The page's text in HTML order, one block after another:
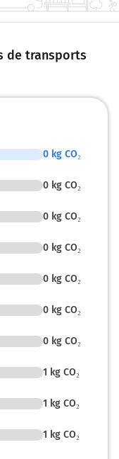
de transports
0 kg CO₂
0 kg CO₂
0 kg CO₂
0 kg CO₂
0 kg CO₂
0 kg CO₂
0 kg CO₂
1 kg CO₂
1 kg CO₂
1 kg CO₂